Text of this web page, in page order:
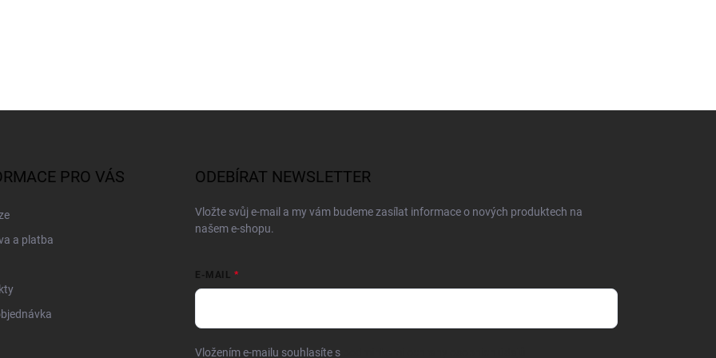
PRO VÁS
a platba
ODEBÍRAT NEWSLETTER
Vložte svůj e-mail a my vám budeme zasílat informace o nových produktech na
našem e-shopu.
E-MAIL
Vložením e-mailu souhlasíte s